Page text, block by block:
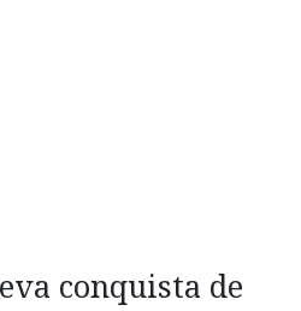
conquista de